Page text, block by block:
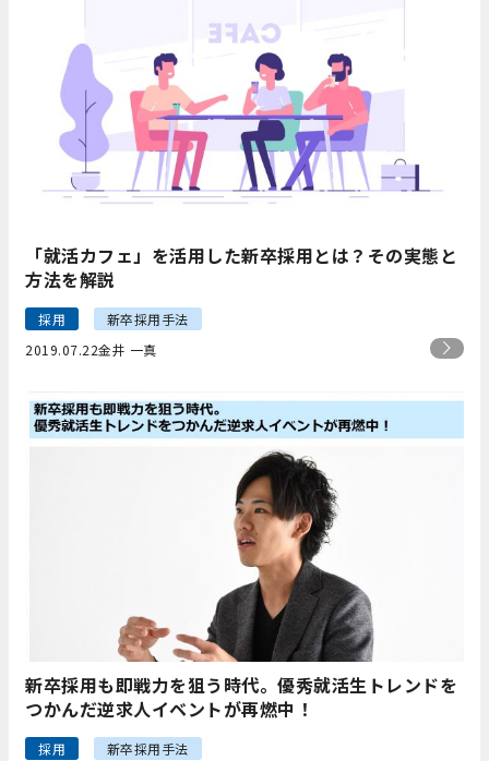
「就活カフェ」を活用した新卒採用とは？その実態と
方法を解説
採用
新卒採用手法
2019.07.22金井 一真
新卒採用も即戦力を狙う時代。優秀就活生トレンドを
つかんだ逆求人イベントが再燃中！
採用
新卒採用手法